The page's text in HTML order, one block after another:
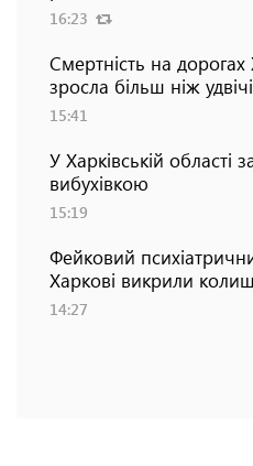
16:23
Смертність на
зросла більш ніж удвічі
15:41
У Харківській області
вибухівкою
15:19
Фейковий
Харкові викрили
14:27